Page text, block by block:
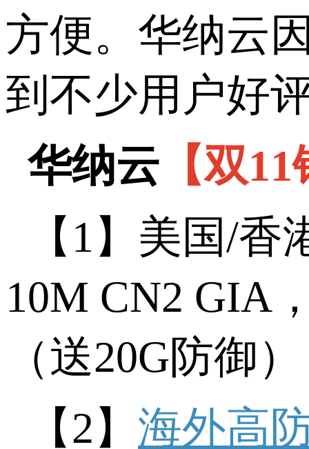
方便。华纳云
到不少用户好
华纳云 【双11
【 1】美国/香
10M CN2 GIA
（送20G防御
【2】 海外高